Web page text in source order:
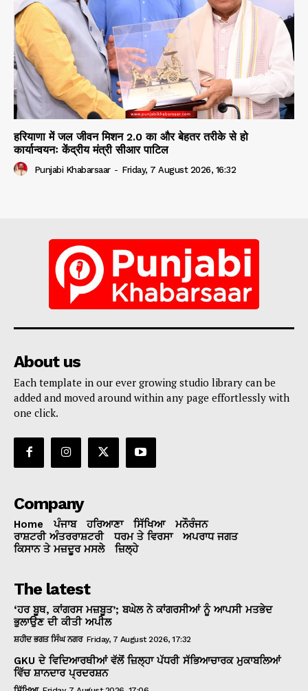
हरियाणा में जल जीवन मिशन 2.0 का और बेहतर तरीके से हो
कार्यान्वयनः केंद्रीय मंत्री सीआर पाटिल
Punjabi Khabarsaar - Friday, 7 August 2026, 16:32
About us
Each template in our ever growing studio library can be
added and moved around within any page effortlessly with
one click.
Company
Home ਪੰਜਾਬ ਹਰਿਆਣਾ ਸਿੱਖਿਆ
ਮਨੌਰੰਜਨ
ਰਾਸ਼ਟਰੀ ਅੰਤਰਰਾਸ਼ਟਰੀ
ਧਰਮ ਤੇ ਵਿਰਸਾ
ਅਪਰਾਧ ਜਗਤ
ਕਿਸਾਨ ਤੇ ਮਜ਼ਦੂਰ ਮਸਲੇ
ਜ਼ਿਲ੍ਹੇ
The latest
‘ਹਰ ਬੂਥ, ਕਾਂਗਰਸ ਮਜ਼ਬੂਤ’; ਬਘੇਲ ਨੇ ਕਾਂਗਰਸੀਆਂ ਨੂੰ ਆਪਸੀ ਮਤਭੇਦ
ਭੁਲਾਉਣ ਦੀ ਕੀਤੀ ਅਪੀਲ
ਸ਼ਹੀਦ ਭਗਤ ਸਿੰਘ ਨਗਰ Friday, 7 August 2026, 17:32
GKU ਦੇ ਵਿਦਿਆਰਥੀਆਂ ਵੱਲੋਂ ਜ਼ਿਲ੍ਹਾ ਪੱਧਰੀ ਸੱਭਿਆਚਾਰਕ ਮੁਕਾਬਲਿਆਂ
ਵਿੱਚ ਸ਼ਾਨਦਾਰ ਪ੍ਰਦਰਸ਼ਨ